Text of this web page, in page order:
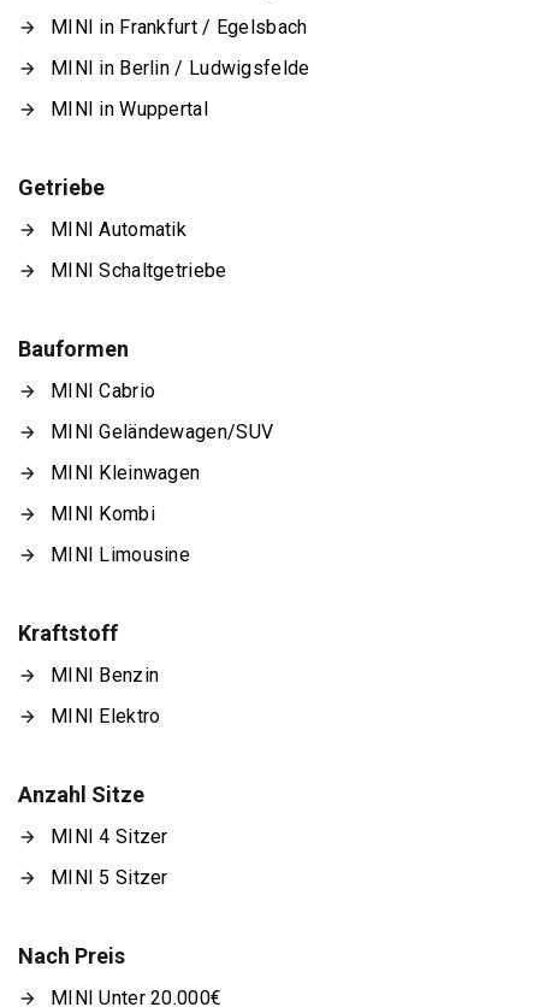
MINI in Frankfurt / Egelsbach
MINI in Berlin / Ludwigsfelde
MINI in Wuppertal
Getriebe
MINI Automatik
MINI Schaltgetriebe
Bauformen
MINI Cabrio
MINI Geländewagen/SUV
MINI Kleinwagen
MINI Kombi
MINI Limousine
Kraftstoff
MINI Benzin
MINI Elektro
Anzahl Sitze
MINI 4 Sitzer
MINI 5 Sitzer
Nach Preis
MINI Unter 20.000€